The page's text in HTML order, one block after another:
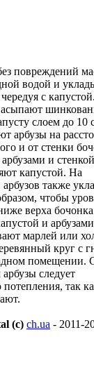
повреждений
водой и
с
слоем до 10
арбузы на
и от стенки
и стенкой
капустой. На
также
чтобы
верха
и арбузами
марлей или
круг с
помещении.
следует
потепления, так
(c) ch.ua - 2011-